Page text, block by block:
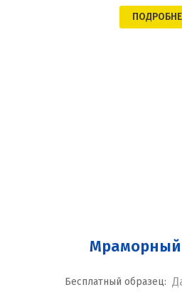
Мраморный
Бесплатный образец: